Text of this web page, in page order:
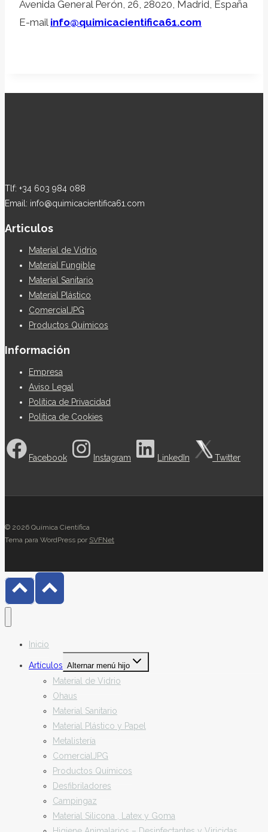
Avenida General Perón, 26, 28020, Madrid, España
E-mail info@quimicacientifica61.com
Tlf: +34 603 984 088
Email: info@quimicacientifica61.com
Articulos
Material de Vidrio
Material Fungible
Material Sanitario
Material Plástico
ComercialJPG
Productos Químicos
Información
Empresa
Aviso Legal
Política de Privacidad
Política de Cookies
Facebook Instagram LinkedIn Twitter
© 2026 Química Científica
Tema para WordPress por SVFNet
Inicio
Artículos Alternar menú hijo
Material de Vidrio
Ohaus
Material Sanitario
Material Plástico y Papel
Metalistería
ComercialJPG
Productos Químicos
Desfibriladores
Campingaz
Material Silicona , Latex y Goma